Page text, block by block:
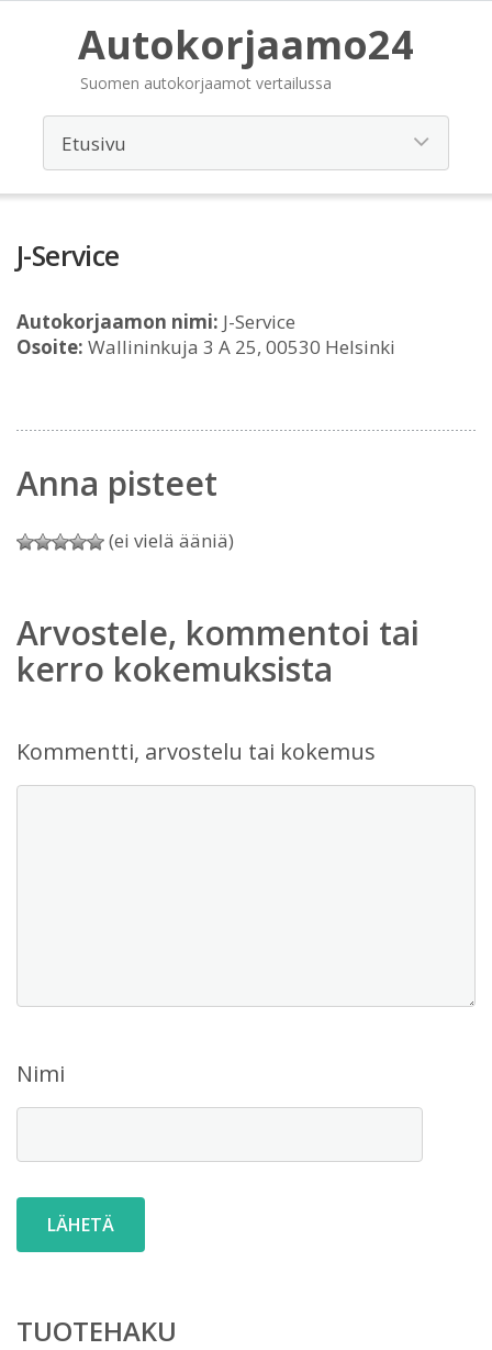
Autokorjaamo24
Suomen autokorjaamot vertailussa
J-Service
Autokorjaamon nimi: J-Service
Osoite: Wallininkuja 3 A 25, 00530 Helsinki
Anna pisteet
(ei vielä ääniä)
Arvostele, kommentoi tai
kerro kokemuksista
Kommentti, arvostelu tai kokemus
Nimi
TUOTEHAKU